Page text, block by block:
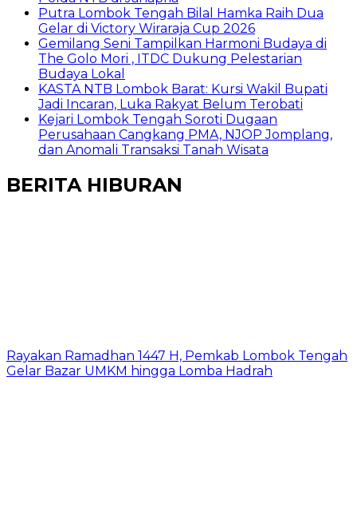
Putra Lombok Tengah Bilal Hamka Raih Dua
Gelar di Victory Wiraraja Cup 2026
Gemilang Seni Tampilkan Harmoni Budaya di
The Golo Mori , ITDC Dukung Pelestarian
Budaya Lokal
KASTA NTB Lombok Barat: Kursi Wakil Bupati
Jadi Incaran, Luka Rakyat Belum Terobati
Kejari Lombok Tengah Soroti Dugaan
Perusahaan Cangkang PMA, NJOP Jomplang,
dan Anomali Transaksi Tanah Wisata
BERITA HIBURAN
Rayakan Ramadhan 1447 H, Pemkab Lombok Tengah
Gelar Bazar UMKM hingga Lomba Hadrah